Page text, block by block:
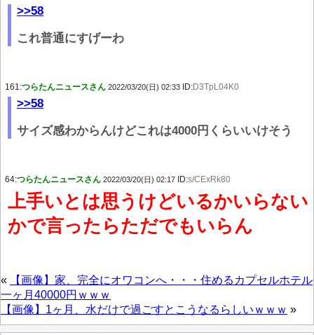
>>58
これ普通にすげーわ
161:つらたんニュースさん 2022/03/20(日) 02:33 ID:D3TpL04K0
>>58
サイズ感わからんけどこれは4000円くらいいけそう
64:つらたんニュースさん 2022/03/20(日) 02:17 ID:s/CExRk80
上手いとは思うけどいるかいらない
かで言ったらただでもいらん
«
【画像】家、完全にオワコンへ・・・住めるカプセルホテル
一ヶ月40000円ｗｗｗ
【画像】1ヶ月、水だけで過ごすとこうなるらしいｗｗｗ »